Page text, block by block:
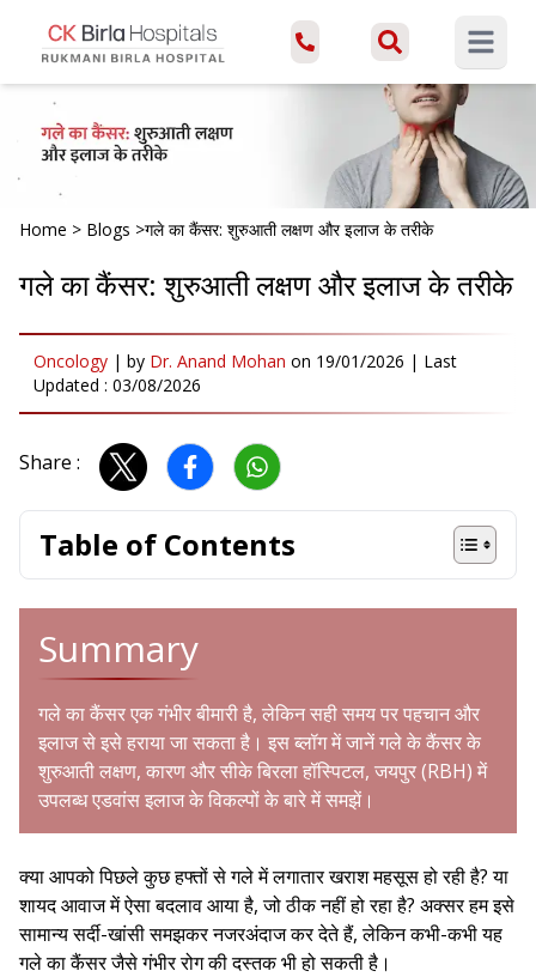
Open
Home > Blogs >गले का कैंसर: शुरुआती लक्षण और इलाज के तरीके
गले का कैंसर: शुरुआती लक्षण और इलाज के तरीके
Oncology | by Dr. Anand Mohan on 19/01/2026 | Last
Updated : 03/08/2026
Share :
Table of Contents
Summary
गले का कैंसर एक गंभीर बीमारी है, लेकिन सही समय पर पहचान और
इलाज से इसे हराया जा सकता है। इस ब्लॉग में जानें गले के कैंसर के
शुरुआती लक्षण, कारण और सीके बिरला हॉस्पिटल, जयपुर (RBH) में
उपलब्ध एडवांस इलाज के विकल्पों के बारे में समझें।
क्या आपको पिछले कुछ हफ्तों से गले में लगातार खराश महसूस हो रही है? या
शायद आवाज में ऐसा बदलाव आया है, जो ठीक नहीं हो रहा है? अक्सर हम इसे
सामान्य सर्दी-खांसी समझकर नजरअंदाज कर देते हैं, लेकिन कभी-कभी यह
गले का कैंसर जैसे गंभीर रोग की दस्तक भी हो सकती है।